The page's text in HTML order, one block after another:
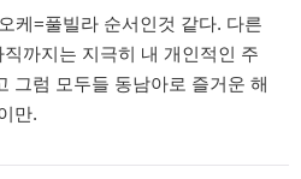
케=풀빌라 순서인것 같다. 다른
까지는 지극히 내 개인적인 주
그럼 모두들 동남아로 즐거운 해
만.